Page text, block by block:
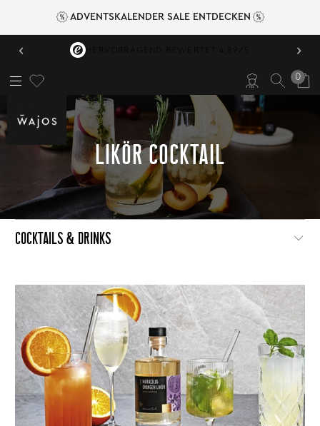
ADVENTSKALENDER SALE ENTDECKEN
‹ ›
0
LIKÖR COCKTAIL
COCKTAILS & DRINKS